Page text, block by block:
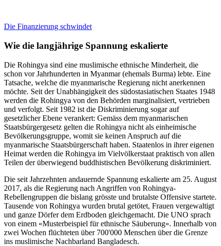
Die Finanzierung schwindet
Wie die langjährige Spannung eskalierte
Die Rohingya sind eine muslimische ethnische Minderheit, die
schon vor Jahrhunderten in Myanmar (ehemals Burma) lebte. Eine
Tatsache, welche die myanmarische Regierung nicht anerkennen
möchte. Seit der Unabhängigkeit des südostasiatischen Staates 1948
werden die Rohingya von den Behörden marginalisiert, vertrieben
und verfolgt. Seit 1982 ist die Diskriminierung sogar auf
gesetzlicher Ebene verankert: Gemäss dem myanmarischen
Staatsbürgergesetz gelten die Rohingya nicht als einheimische
Bevölkerungsgruppe, womit sie keinen Anspruch auf die
myanmarische Staatsbürgerschaft haben. Staatenlos in ihrer eigenen
Heimat werden die Rohingya im Vielvölkerstaat praktisch von allen
Teilen der überwiegend buddhistischen Bevölkerung diskriminiert.
Die seit Jahrzehnten andauernde Spannung eskalierte am 25. August
2017, als die Regierung nach Angriffen von Rohingya-
Rebellengruppen die bislang grösste und brutalste Offensive startete.
Tausende von Rohingya wurden brutal getötet, Frauen vergewaltigt
und ganze Dörfer dem Erdboden gleichgemacht. Die UNO sprach
von einem «Musterbeispiel für ethnische Säuberung». Innerhalb von
zwei Wochen flüchteten über 700'000 Menschen über die Grenze
ins muslimische Nachbarland Bangladesch.